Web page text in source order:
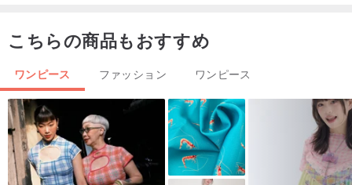
いとしてご理解ください。欠陥ではございません。
なしの縁やアシンメトリーなディテールは、デザインの一部です。
その個性と美しさをお楽しみいただければ幸いです。
発送までの期間について
在庫のある商品：香港・マカオ・台湾地域へは 3 営業日以内、その
こちらの商品もおすすめ
ワンピース ファッション ワンピース